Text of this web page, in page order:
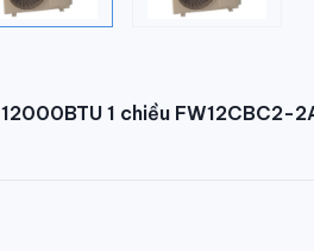
12000BTU 1 chiều FW12CBC2-